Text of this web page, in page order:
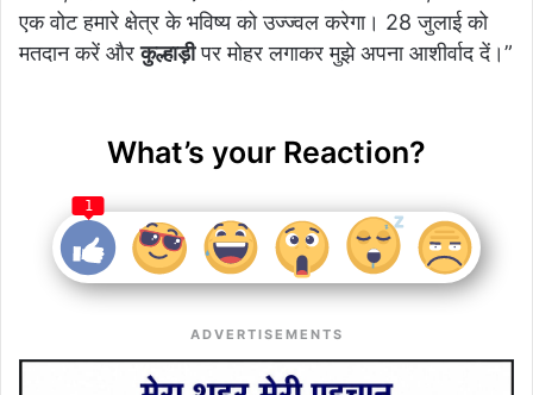
एक वोट हमारे क्षेत्र के भविष्य को उज्ज्वल करेगा। 28 जुलाई को
मतदान करें औरकुल्हाड़ीपर मोहर लगाकर मुझे अपना आशीर्वाद दें।”
What’s your Reaction?
1
ADVERTISEMENTS